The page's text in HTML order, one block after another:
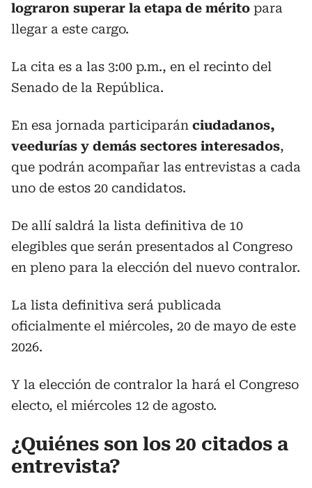
lograron superar la etapa de mérito para
llegar a este cargo.
La cita es a las 3:00 p.m., en el recinto del
Senado de la República.
En esa jornada participarán ciudadanos,
veedurías y demás sectores interesados,
que podrán acompañar las entrevistas a cada
uno de estos 20 candidatos.
De allí saldrá la lista definitiva de 10
elegibles que serán presentados al Congreso
en pleno para la elección del nuevo contralor.
La lista definitiva será publicada
oficialmente el miércoles, 20 de mayo de este
2026.
Y la elección de contralor la hará el Congreso
electo, el miércoles 12 de agosto.
¿Quiénes son los 20 citados a
entrevista?